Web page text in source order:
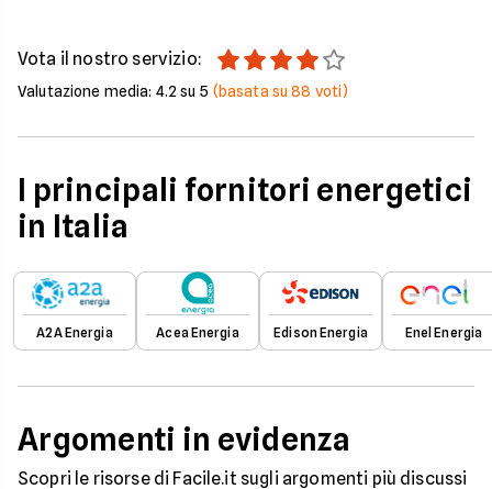
Vota il nostro servizio:
Valutazione media: 4.2 su 5 (basata su88 voti)
I principali fornitori energetici
in Italia
A2A Energia Acea Energia Edison Energia Enel Energia
Argomenti in evidenza
Scopri le risorse di Facile.it sugli argomenti più discussi